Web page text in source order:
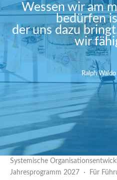
Wessen wir am
bedürfen
der uns dazu
wir
Ralph
Systemische
Jahresprogramm 2027 · Für